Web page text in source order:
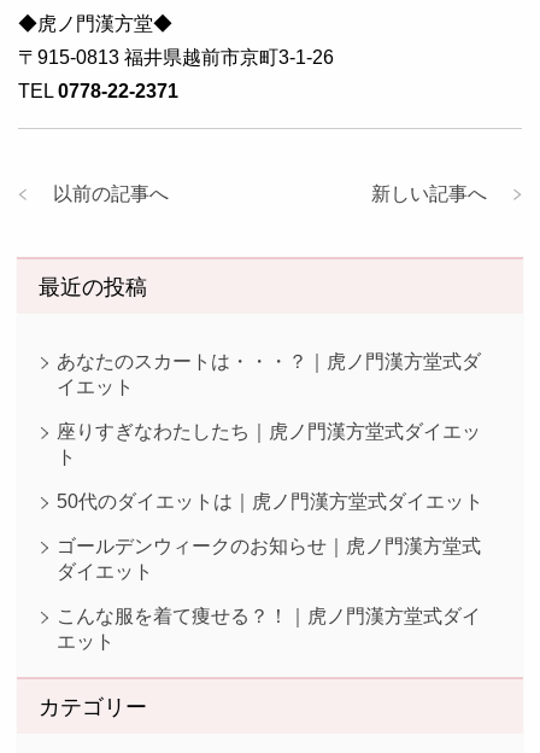
◆虎ノ門漢方堂◆
〒915-0813 福井県越前市京町3-1-26
TEL 0778-22-2371
新しい記事へ
以前の記事へ
最近の投稿
あなたのスカートは・・・？｜虎ノ門漢方堂式ダ
イエット
座りすぎなわたしたち｜虎ノ門漢方堂式ダイエッ
ト
50代のダイエットは｜虎ノ門漢方堂式ダイエット
ゴールデンウィークのお知らせ｜虎ノ門漢方堂式
ダイエット
こんな服を着て痩せる？！｜虎ノ門漢方堂式ダイ
エット
カテゴリー